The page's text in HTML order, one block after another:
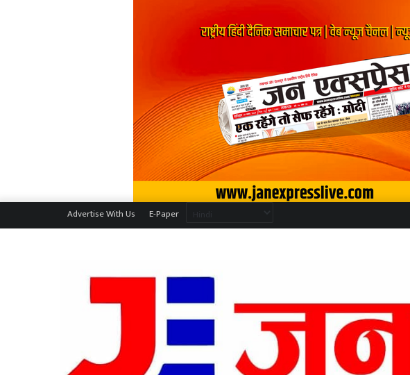
Advertise With Us E-Paper